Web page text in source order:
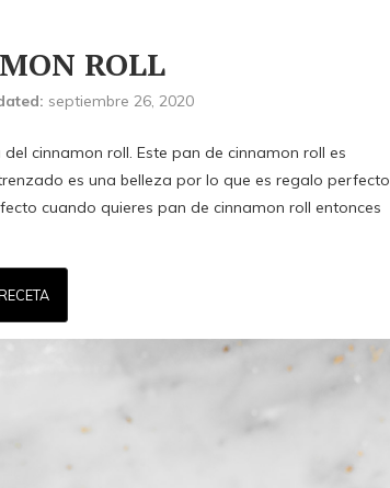
ROLL
septiembre 26, 2020
cinnamon roll. Este pan de cinnamon roll es
es una belleza por lo que es regalo perfecto
cuando quieres pan de cinnamon roll entonces